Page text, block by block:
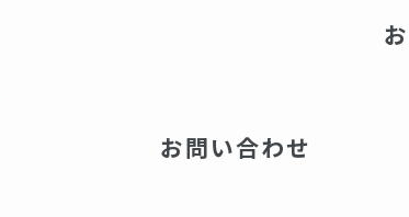
お問い合わせ